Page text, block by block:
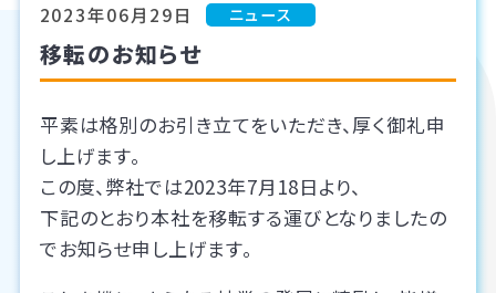
2023年06月29日 ニュース
移転のお知らせ
平素は格別のお引き立てをいただき、厚く御礼申
し上げます。
この度、弊社では2023年7月18日より、
下記のとおり本社を移転する運びとなりましたの
でお知らせ申し上げます。